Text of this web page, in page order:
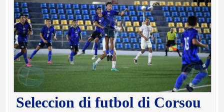
Seleccion di futbol di Corsou